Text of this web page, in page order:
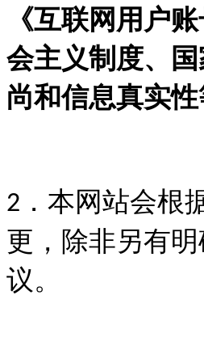
《互联网用户
会主义制度、
尚和信息真实
2 ．本网站会根
更，除非另有
议。